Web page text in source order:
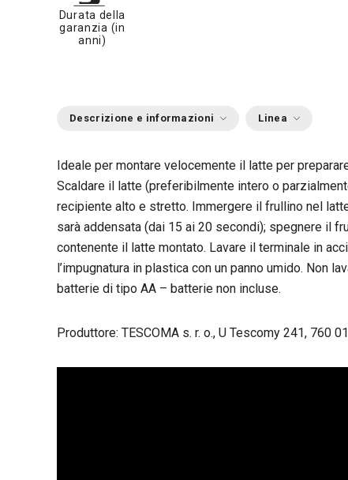
Durata della
garanzia (in
anni)
Descrizione e informazioni Linea
Ideale per montare velocemente il latte per
Scaldare il latte (preferibilmente intero o
recipiente alto e stretto. Immergere il frullino nel
sarà addensata (dai 15 ai 20 secondi); spegnere il
contenente il latte montato. Lavare il terminale in
l’impugnatura in plastica con un panno umido. Non
batterie di tipo AA – batterie non incluse.
Produttore: TESCOMA s. r. o., U Tescomy 241, 760